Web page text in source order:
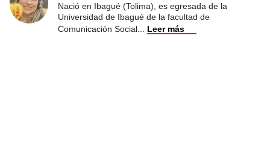
Nació en Ibagué (Tolima), es egresada de la
Universidad de Ibagué de la facultad de
Comunicación Social
Leer más